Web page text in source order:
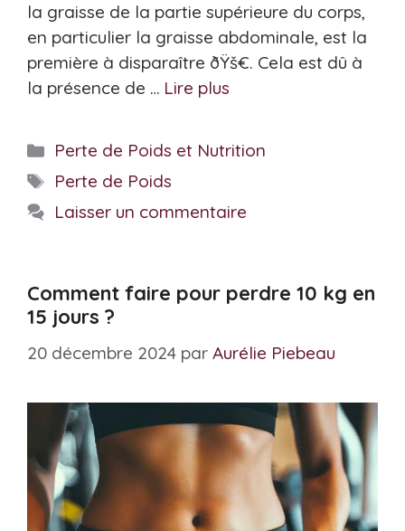
la graisse de la partie supérieure du corps,
en particulier la graisse abdominale, est la
première à disparaître ðŸš€. Cela est dû à
la présence de … Lire plus
Catégories
Perte de Poids et Nutrition
Étiquettes
Perte de Poids
Laisser un commentaire
Comment faire pour perdre 10 kg en
15 jours ?
20 décembre 2024 par Aurélie Piebeau